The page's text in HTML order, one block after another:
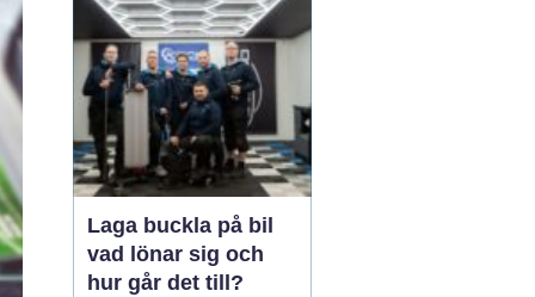
Laga buckla på bil
vad lönar sig och
hur går det till?